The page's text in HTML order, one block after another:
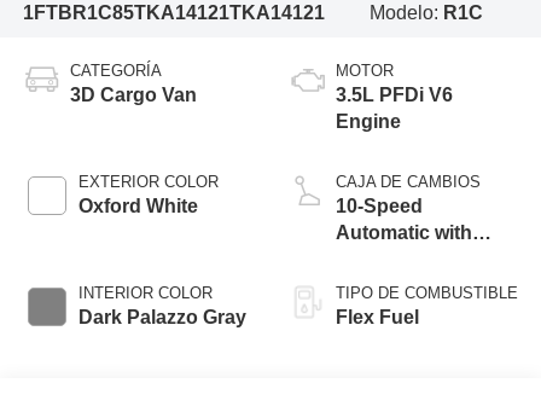
1FTBR1C85TKA14121TKA14121
Modelo: R1C
CATEGORÍA
3D Cargo Van
EXTERIOR COLOR
Oxford White
INTERIOR COLOR
Dark Palazzo Gray
MOTOR
3.5L PFDi V6
Engine
CAJA DE CAMBIOS
10-Speed
Automatic with
TIPO DE COMBUSTIBLE
Flex Fuel